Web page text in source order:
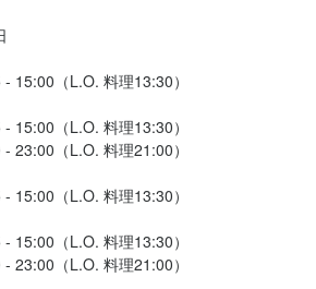
15:00（L.O. 料理13:30）
15:00（L.O. 料理13:30）
23:00（L.O. 料理21:00）
15:00（L.O. 料理13:30）
15:00（L.O. 料理13:30）
23:00（L.O. 料理21:00）